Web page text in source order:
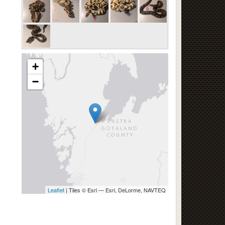
+
−
Leaflet | Tiles © Esri — Esri, DeLorme, NAVTEQ